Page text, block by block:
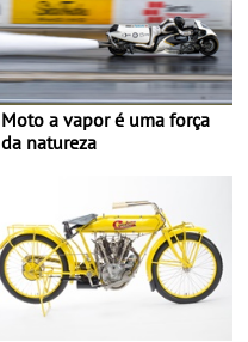
Moto a vapor é uma força
da natureza